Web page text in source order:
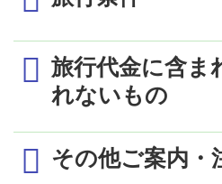
ベトナム航空にて成田・中
発 ✈
ハノイ13:30～13:50頃着
現地係員が出迎え混乗車に
ハノイ 泊
2日目
現地係員が出迎え混乗車に
ホテル
出発日／発着地
4/1～4/9, 7/26～8/5
最少催行人員
食事条件
朝食3回付
利用航空会社
ベトナム航
旅行代金に含ま
れないもの
その他ご案内・